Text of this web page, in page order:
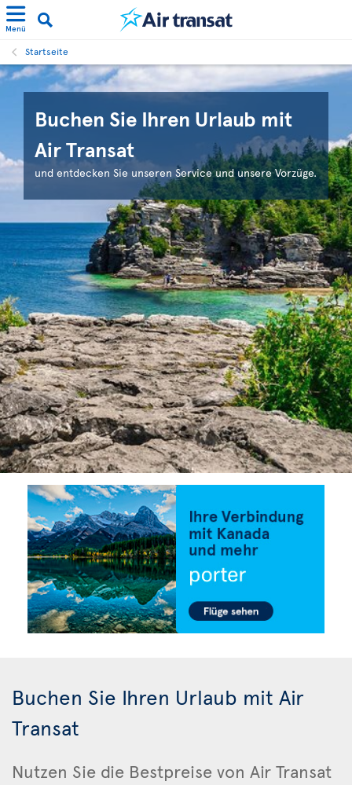
Menü
Startseite
Buchen Sie Ihren Urlaub mit
Air Transat
und entdecken Sie unseren Service und unsere Vorzüge.
Buchen Sie Ihren Urlaub mit Air
Transat
Nutzen Sie die Bestpreise von Air Transat